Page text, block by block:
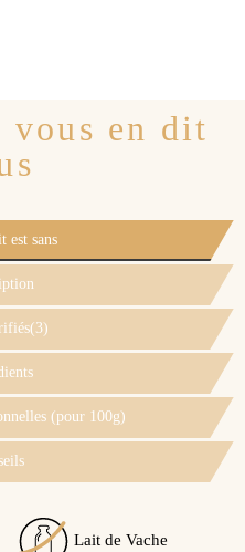
en dit
est sans
(pour 100g)
Lait de Vache